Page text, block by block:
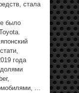
стала
было
года
...